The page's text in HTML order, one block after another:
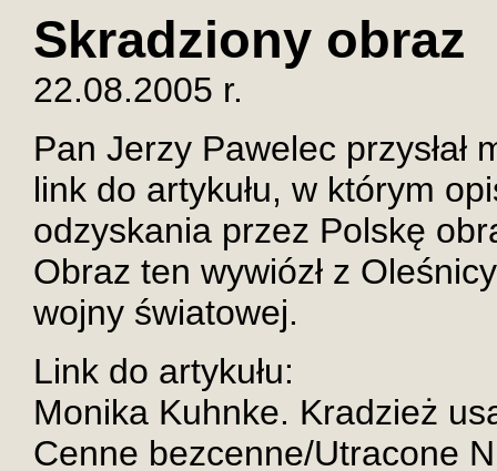
Skradziony obraz
22.08.2005 r.
Pan Jerzy Pawelec
link do artykułu, w którym
odzyskania przez Polskę
Obraz ten wywiózł z
wojny światowej.
Link do artykułu:
Monika Kuhnke. Kradzież
Cenne bezcenne/Utracone